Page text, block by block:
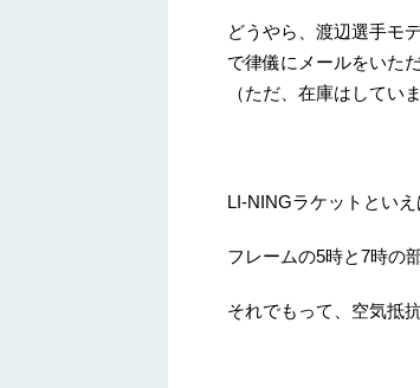
どうやら、渡辺選手モ
で律儀にメールをいた
（ただ、在庫はしてい
LI-NINGラケットといえ
フレームの5時と7時の
それでもって、空気抵